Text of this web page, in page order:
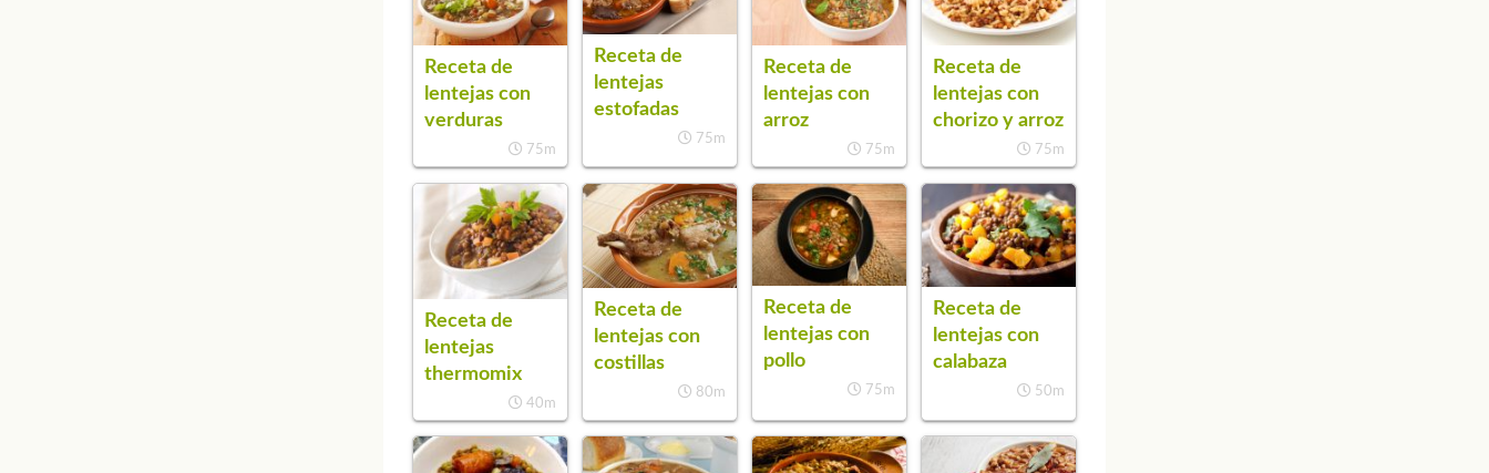
Receta de
lentejas con
verduras
75m
Receta de
lentejas
estofadas
75m
Receta de
lentejas con
arroz
75m
Receta de
lentejas con
chorizo y arroz
75m
Receta de
lentejas
thermomix
40m
Receta de
lentejas con
costillas
80m
Receta de
lentejas con
pollo
75m
Receta de
lentejas con
calabaza
50m